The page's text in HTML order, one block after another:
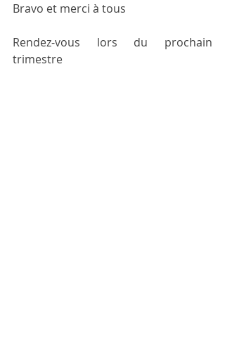
Bravo et merci à tous
Rendez-vous lors du prochain
trimestre